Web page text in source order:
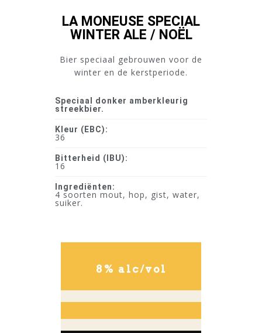
8% alc/vol
LA MONEUSE SPECIAL
WINTER ALE / NOËL
Bier speciaal gebrouwen voor de
winter en de kerstperiode.
Speciaal donker amberkleurig
streekbier.
Kleur (EBC):
36
Bitterheid (IBU):
16
Ingrediënten:
4 soorten mout, hop, gist, water,
suiker.